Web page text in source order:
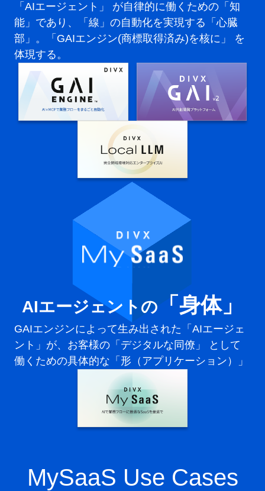
「AIエージェント」 が自律的に働くための「知
能」であり、「線」の自動化を実現する「心臓
部」。「GAIエンジン(商標取得済み)を核に」 を
体現する。
AIエージェントの 「身体」
GAIエンジンによって生み出された「AIエージェ
ント」が、お客様の「デジタルな同僚」 として
働くための具体的な「形（アプリケーション）」
MySaaS Use Cases